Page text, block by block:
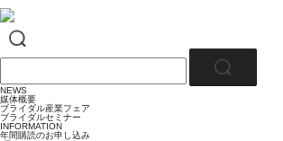
NEWS
媒体概要
ブライダル産業フェア
ブライダルセミナー
INFORMATION
年間購読のお申し込み